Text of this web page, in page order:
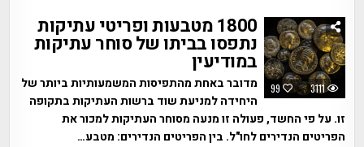
99 3111
1800 מטבעות ופריטי עתיקות
נתפסו בביתו של סוחר עתיקות
במודיעין
מדובר באחת מהתפיסות המשמעותיות ביותר של
היחידה למניעת שוד ברשות העתיקות בתקופה
זו. על פי החשד, פעולה זו מנעה מסוחר העתיקות למכור את
הפריטים הנדירים לחו"ל. בין הפריטים הנדירים: מטבע…